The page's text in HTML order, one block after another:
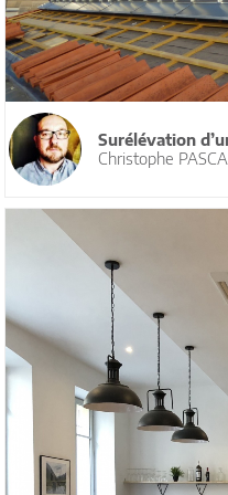
Surélévation
Christophe